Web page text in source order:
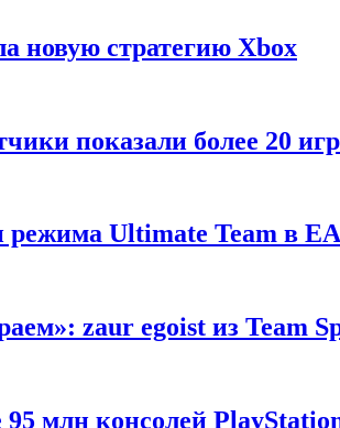
новую стратегию Xbox
показали более 20
режима Ultimate Team в
zaur egoist из Team
млн консолей